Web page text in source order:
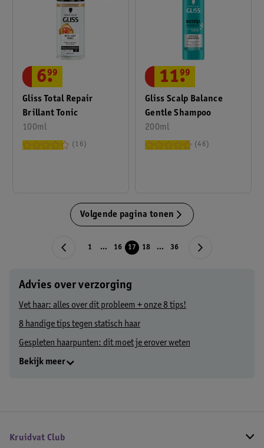
Gliss Total Repair
Brillant Tonic
100ml
6.
99
16
Gliss Scalp Balance
Gentle Shampoo
200ml
11.
99
46
Volgende pagina tonen
1 ... 16 17 18 ... 36
Advies over verzorging
Vet haar: alles over dit probleem + onze 8 tips!
8 handige tips tegen statisch haar
Gespleten haarpunten: dit moet je erover weten
Bekijk meer
Kruidvat Club